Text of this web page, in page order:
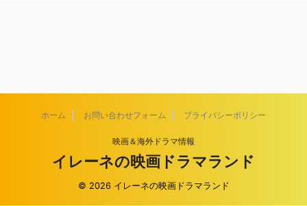
ホーム お問い合わせフォーム プライバシーポリシー
映画＆海外ドラマ情報
イレーネの映画ドラマランド
© 2026 イレーネの映画ドラマランド